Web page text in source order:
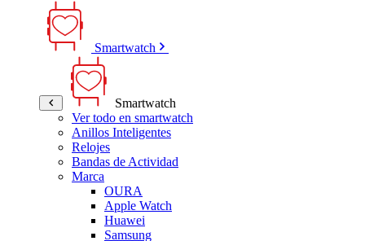
Smartwatch
Smartwatch
Ver todo en smartwatch
Anillos Inteligentes
Relojes
Bandas de Actividad
Marca
OURA
Apple Watch
Huawei
Samsung